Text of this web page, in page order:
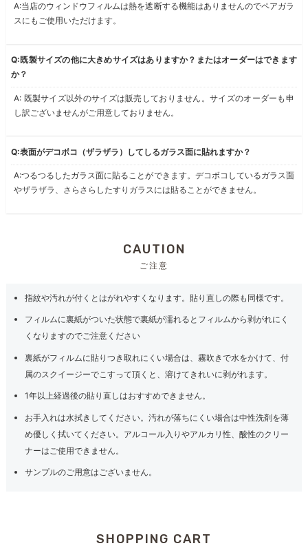
A:当店のウィンドウフィルムは熱を遮断する機能はありませんのでペアガラ
スにもご使用いただけます。
Q:既製サイズの他に大きめサイズはありますか？またはオーダーはできます
か？
A: 既製サイズ以外のサイズは販売しておりません。サイズのオーダーも申
し訳ございませんがご用意しておりません。
Q:表面がデコボコ（ザラザラ）してしるガラス面に貼れますか？
A:つるつるしたガラス面に貼ることができます。デコボコしているガラス面
やザラザラ、さらさらしたすりガラスには貼ることができません。
CAUTION
ご注意
指紋や汚れが付くとはがれやすくなります。貼り直しの際も同様です。
フィルムに裏紙がついた状態で裏紙が濡れるとフィルムから剥がれにく
くなりますのでご注意ください
裏紙がフィルムに貼りつき取れにくい場合は、霧吹きで水をかけて、付
属のスクイージーでこすって頂くと、溶けてきれいに剥がれます。
1年以上経過後の貼り直しはおすすめできません。
お手入れは水拭きしてください。汚れが落ちにくい場合は中性洗剤を薄
め優しく拭いてください。アルコール入りやアルカリ性、酸性のクリー
ナーはご使用できません。
サンプルのご用意はございません。
SHOPPING CART